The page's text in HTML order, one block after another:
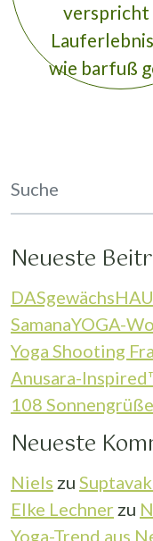
verspricht
wie barfuß
Neueste
SamanaYOGA-
Yoga Shooting
Anusara-
108
Neueste
Niels zu
Elke Lechner zu
Yoga-Trend aus